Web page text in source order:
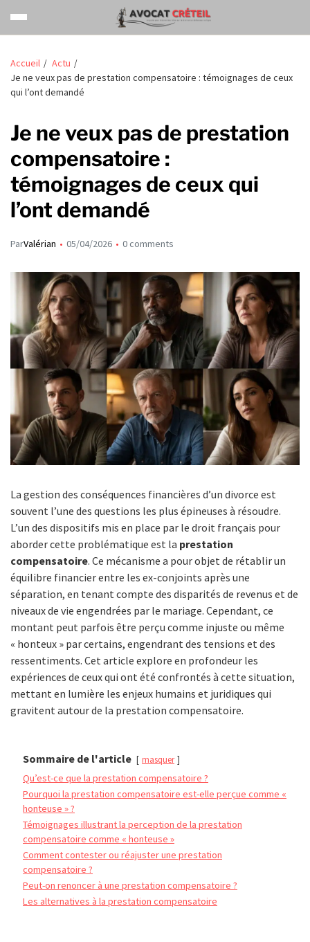
Accueil
Actu
Je ne veux pas de prestation compensatoire : témoignages de ceux
qui l’ont demandé
Je ne veux pas de prestation
compensatoire :
témoignages de ceux qui
l’ont demandé
ParValérian 05/04/2026 0 comments
La gestion des conséquences financières d’un divorce est
souvent l’une des questions les plus épineuses à résoudre.
L’un des dispositifs mis en place par le droit français pour
aborder cette problématique est la prestation
compensatoire. Ce mécanisme a pour objet de rétablir un
équilibre financier entre les ex-conjoints après une
séparation, en tenant compte des disparités de revenus et de
niveaux de vie engendrées par le mariage. Cependant, ce
montant peut parfois être perçu comme injuste ou même
« honteux » par certains, engendrant des tensions et des
ressentiments. Cet article explore en profondeur les
expériences de ceux qui ont été confrontés à cette situation,
mettant en lumière les enjeux humains et juridiques qui
gravitent autour de la prestation compensatoire.
Sommaire de l'article masquer
Qu’est-ce que la prestation compensatoire ?
Pourquoi la prestation compensatoire est-elle perçue comme «
honteuse » ?
Témoignages illustrant la perception de la prestation
compensatoire comme « honteuse »
Comment contester ou réajuster une prestation
compensatoire ?
Peut-on renoncer à une prestation compensatoire ?
Les alternatives à la prestation compensatoire